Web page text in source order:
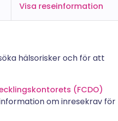
Visa reseinformation
hälsorisker och för att
(FCDO)
om inresekrav för